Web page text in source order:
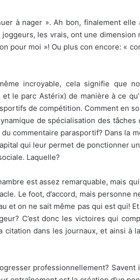
à nager ». Ah bon, finalement elle
les vrais, ont une dimension
pour moi »! Ou plus con encore: «
incroyable, cela signifie que
le parc Astérix) de manière à ce
de compétition. Comment en
de spécialisation des tâches
commentaire parasportif? Dans la
qui leur permet de ponctionner
Laquelle?
est assez remarquable, mais qui
Le foot, d’accord, mais personne
et on ne sait même pas qui est qui! Et
C’est donc les victoires qui
dans les journaux, et ainsi à
professionnellement? Savent